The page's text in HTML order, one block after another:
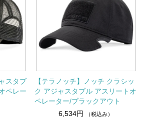
スタブ
ペレー
【テラノッチ】ノッチ クラシッ
ク アジャスタブル アスリートオ
ペレーター/ブラックアウト
6,534円
（税込み）